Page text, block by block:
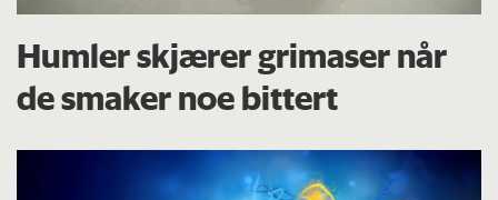
Humler skjærer grimaser når
de smaker noe bittert